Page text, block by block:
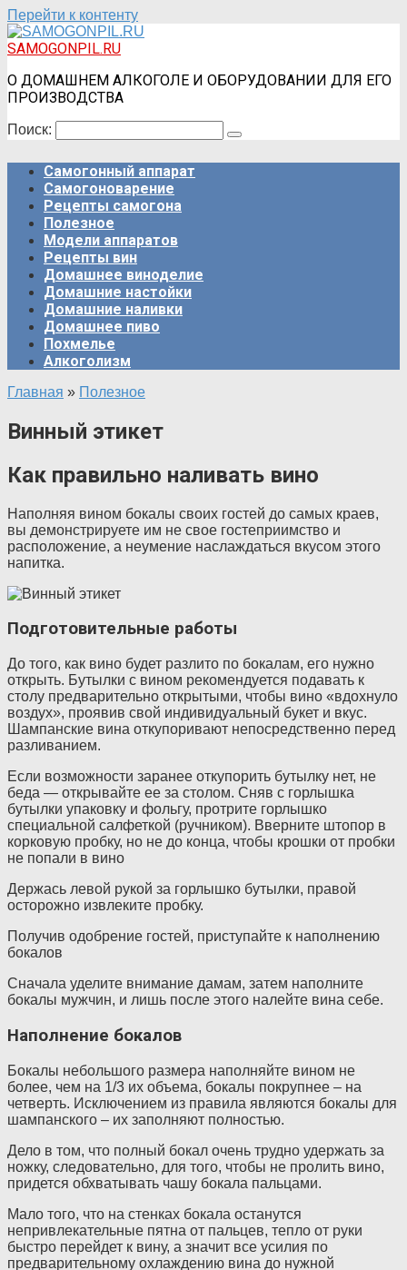
Перейти к контенту
SAMOGONPIL.RU
О ДОМАШНЕМ АЛКОГОЛЕ И ОБОРУДОВАНИИ ДЛЯ ЕГО
ПРОИЗВОДСТВА
Поиск:
Самогонный аппарат
Самогоноварение
Рецепты самогона
Полезное
Модели аппаратов
Рецепты вин
Домашнее виноделие
Домашние настойки
Домашние наливки
Домашнее пиво
Похмелье
Алкоголизм
Главная » Полезное
Винный этикет
Как правильно наливать вино
Наполняя вином бокалы своих гостей до самых краев,
вы демонстрируете им не свое гостеприимство и
расположение, а неумение наслаждаться вкусом этого
напитка.
Подготовительные работы
До того, как вино будет разлито по бокалам, его нужно
открыть. Бутылки с вином рекомендуется подавать к
столу предварительно открытыми, чтобы вино «вдохнуло
воздух», проявив свой индивидуальный букет и вкус.
Шампанские вина откупоривают непосредственно перед
разливанием.
Если возможности заранее откупорить бутылку нет, не
беда — открывайте ее за столом. Сняв с горлышка
бутылки упаковку и фольгу, протрите горлышко
специальной салфеткой (ручником). Вверните штопор в
корковую пробку, но не до конца, чтобы крошки от пробки
не попали в вино
Держась левой рукой за горлышко бутылки, правой
осторожно извлеките пробку.
Получив одобрение гостей, приступайте к наполнению
бокалов
Сначала уделите внимание дамам, затем наполните
бокалы мужчин, и лишь после этого налейте вина себе.
Наполнение бокалов
Бокалы небольшого размера наполняйте вином не
более, чем на 1/3 их объема, бокалы покрупнее – на
четверть. Исключением из правила являются бокалы для
шампанского – их заполняют полностью.
Дело в том, что полный бокал очень трудно удержать за
ножку, следовательно, для того, чтобы не пролить вино,
придется обхватывать чашу бокала пальцами.
Мало того, что на стенках бокала останутся
непривлекательные пятна от пальцев, тепло от руки
быстро перейдет к вину, а значит все усилия по
предварительному охлаждению вина до нужной